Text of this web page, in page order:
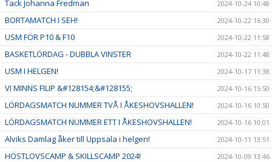
Tack Johanna Fredman 2024-10-24 10:48
BORTAMATCH I SEH! 2024-10-22 16:30
USM FÖR P10 & F10 2024-10-22 11:58
BASKETLÖRDAG - DUBBLA VINSTER 2024-10-22 11:48
USM I HELGEN! 2024-10-17 11:38
VI MINNS FILIP &#128154;&#128155; 2024-10-16 15:50
LÖRDAGSMATCH NUMMER TVÅ I ÅKESHOVSHALLEN! 2024-10-16 10:50
LÖRDAGSMATCH NUMMER ETT I ÅKESHOVSHALLEN! 2024-10-16 10:01
Alviks Damlag åker till Uppsala i helgen! 2024-10-11 13:51
HÖSTLOVSCAMP & SKILLSCAMP 2024! 2024-10-09 13:46